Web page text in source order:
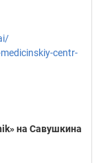
centr-
на Савушкина